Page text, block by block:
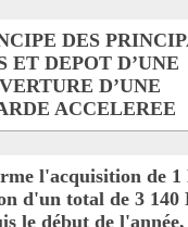
DES
ET DEPOT D’UNE
D’UNE
ACCELEREE
l'acquisition de 1
d'un total de 3 140
le début de